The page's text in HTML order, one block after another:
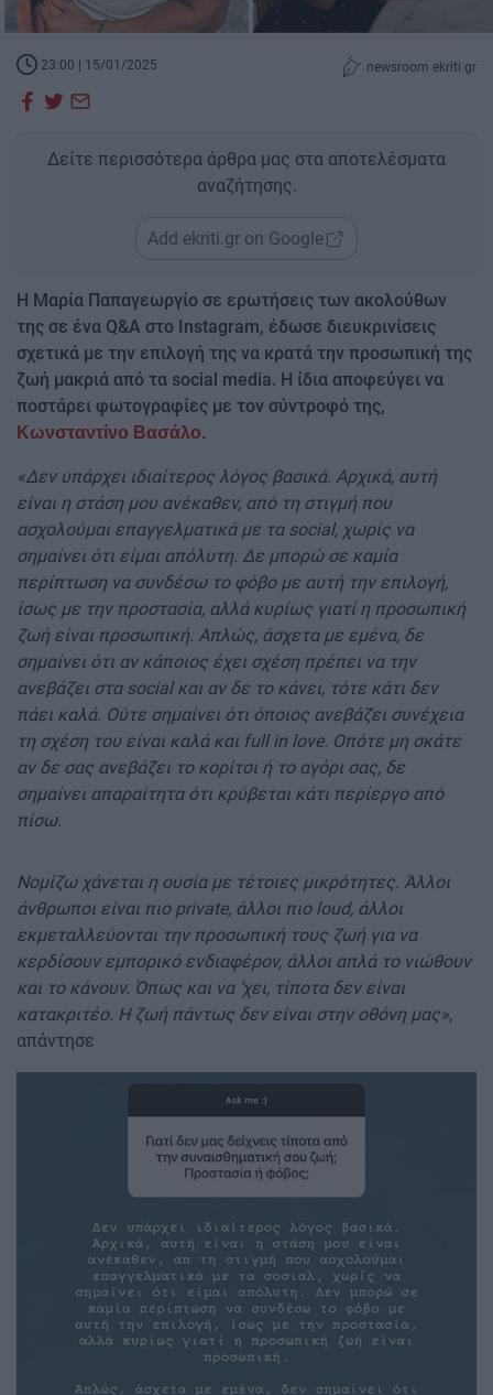
23:00 | 15/01/2025 newsroom ekriti.gr
Δείτε περισσότερα άρθρα μας στα αποτελέσματα
αναζήτησης.
Add ekriti.gr on Google
Η Μαρία Παπαγεωργίο σε ερωτήσεις των ακολούθων
της σε ένα Q&A στο Instagram, έδωσε διευκρινίσεις
σχετικά με την επιλογή της να κρατά την προσωπική της
ζωή μακριά από τα social media. Η ίδια αποφεύγει να
ποστάρει φωτογραφίες με τον σύντροφό της,
Κωνσταντίνο Βασάλο.
«Δεν υπάρχει ιδιαίτερος λόγος βασικά. Αρχικά, αυτή
είναι η στάση μου ανέκαθεν, από τη στιγμή που
ασχολούμαι επαγγελματικά με τα social, χωρίς να
σημαίνει ότι είμαι απόλυτη. Δε μπορώ σε καμία
περίπτωση να συνδέσω το φόβο με αυτή την επιλογή,
ίσως με την προστασία, αλλά κυρίως γιατί η προσωπική
ζωή είναι προσωπική. Απλώς, άσχετα με εμένα, δε
σημαίνει ότι αν κάποιος έχει σχέση πρέπει να την
ανεβάζει στα social και αν δε το κάνει, τότε κάτι δεν
πάει καλά. Ούτε σημαίνει ότι όποιος ανεβάζει συνέχεια
τη σχέση του είναι καλά και full in love. Οπότε μη σκάτε
αν δε σας ανεβάζει το κορίτσι ή το αγόρι σας, δε
σημαίνει απαραίτητα ότι κρύβεται κάτι περίεργο από
πίσω.
Νομίζω χάνεται η ουσία με τέτοιες μικρότητες. Άλλοι
άνθρωποι είναι πιο private, άλλοι πιο loud, άλλοι
εκμεταλλεύονται την προσωπική τους ζωή για να
κερδίσουν εμπορικό ενδιαφέρον, άλλοι απλά το νιώθουν
και το κάνουν. Όπως και να ‘χει, τίποτα δεν είναι
κατακριτέο. Η ζωή πάντως δεν είναι στην οθόνη μας»,
απάντησε